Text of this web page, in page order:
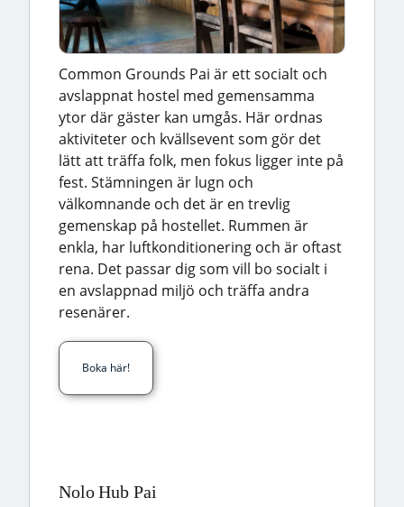
Common Grounds Pai är ett socialt och
avslappnat hostel med gemensamma
ytor där gäster kan umgås. Här ordnas
aktiviteter och kvällsevent som gör det
lätt att träffa folk, men fokus ligger inte på
fest. Stämningen är lugn och
välkomnande och det är en trevlig
gemenskap på hostellet. Rummen är
enkla, har luftkonditionering och är oftast
rena. Det passar dig som vill bo socialt i
en avslappnad miljö och träffa andra
resenärer.
Boka här!
Nolo Hub Pai